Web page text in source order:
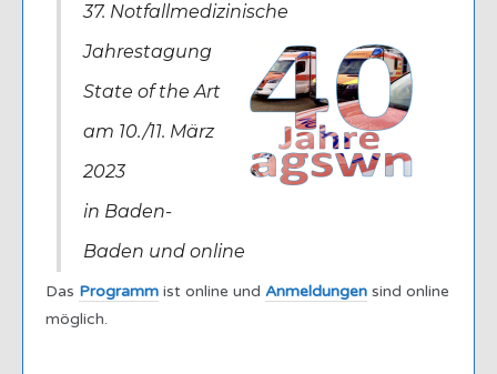
37. Notfallmedizinische
Jahrestagung
State of the Art
am 10./11. März
2023
in Baden-
Baden und online
Das Programm ist online und Anmeldungen sind online
möglich.